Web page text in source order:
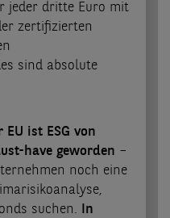
jeder dritte Euro mit
zertifizierten
sind absolute
EU ist ESG von
have geworden –
noch eine
suchen.
In